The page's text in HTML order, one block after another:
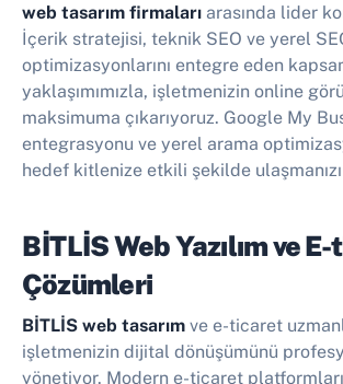
web tasarım firmaları arasında lider
İçerik stratejisi, teknik SEO ve yerel
optimizasyonlarını entegre eden
yaklaşımımızla, işletmenizin online
maksimuma çıkarıyoruz. Google My
entegrasyonu ve yerel arama
hedef kitlenize etkili şekilde
BİTLİS Web Yazılım ve
Çözümleri
BİTLİS web tasarım ve e-ticaret
işletmenizin dijital dönüşümünü
yönetiyor. Modern e-ticaret platformları